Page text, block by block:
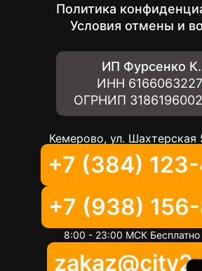
Политика
Условия отмены и
ИП Фурсенко
ИНН
ОГРНИП
Кемерово, ул. Шахтерская
+7 (384)
+7 (938)
8:00 - 23:00 МСК Бесплатно